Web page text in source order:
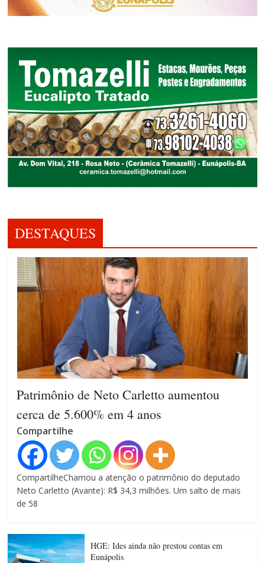
DESTAQUES
Patrimônio de Neto Carletto aumentou
cerca de 5.600% em 4 anos
Compartilhe
CompartilheChamou a atenção o patrimônio do deputado
Neto Carletto (Avante): R$ 34,3 milhões. Um salto de mais
de 58
HGE: Ides ainda não prestou contas em
Eunápolis